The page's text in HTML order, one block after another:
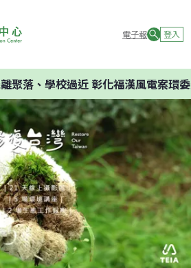
電子報 登入
校過近 彰化福漢風電案環委建議不應